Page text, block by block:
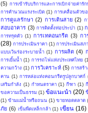
(5) การเข้ารับบริการและการเบิกจ่ายค่ารั
การคำนวณแรงระเบิด (1) การเคลื่อนตัวข
การดูแลรักษา (2) การเดินสาย (2) ก
สอบอาคาร (3) การติดตั้งท่อประปา (1)
การทรุดตัว (1) การเทคอนกรีต (3) กา
(28) การประเมินราคา (1) การประเมินสภ
แบบเว้นร่องระบายน้ำ (1) การผลิต (4)
การเยิ้มน้ำ (1) การรถไฟแห่งประเทศไทย
ความกว้าง (1) การวิเคราะห์ (5) การสร้
คาน (1) การหล่อแท่งคอนกรีตรูปลูกบาศก์
เสริมกำลัง (1) กำหนดราคา (1) กีฑา (1)
ขอความเป็นธรรม (1) ข้อแนะนำ (20)
(1) ข้ามแม่น้ำหรือถนน (1) ขายทอดตลาด
ภัย (6) เข็มพืดเหล็กกล้า (1) เขียน (16)